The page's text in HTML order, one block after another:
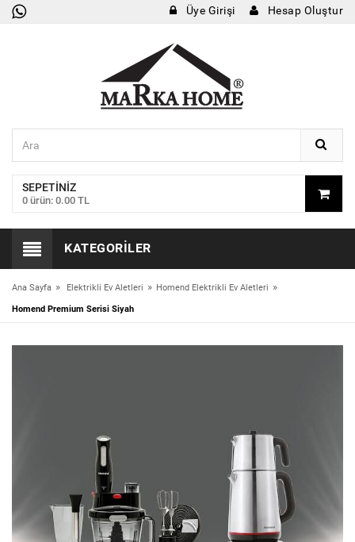
Üye Girişi Hesap Oluştur
SEPETINIZ
0 ürün: 0.00 TL
KATEGORILER
Ana Sayfa » Elektrikli Ev Aletleri » Homend Elektrikli Ev Aletleri »
Homend Premium Serisi Siyah